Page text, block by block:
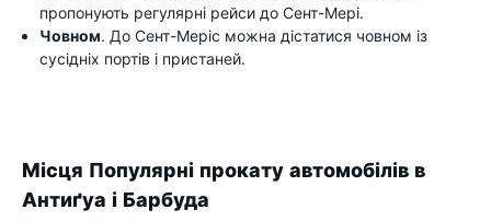
пропонують регулярні рейси до Сент-Мері.
Човном. До Сент-Меріс можна дістатися човном із
сусідніх портів і пристаней.
Місця Популярні прокату автомобілів в
Антиґуа і Барбуда